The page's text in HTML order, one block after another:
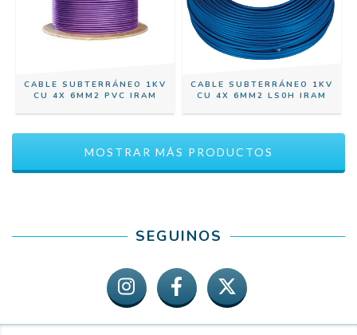
CABLE SUBTERRÁNEO 1KV
CU 4X 6MM2 PVC IRAM
CABLE SUBTERRÁNEO 1KV
CU 4X 6MM2 LS0H IRAM
MOSTRAR MÁS PRODUCTOS
SEGUINOS